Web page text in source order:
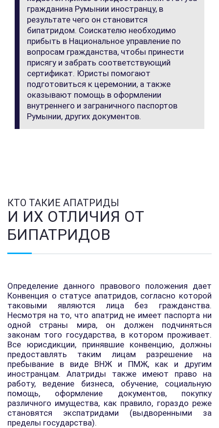
гражданина Румынии иностранцу, в
результате чего он становится
бипатридом. Соискателю необходимо
прибыть в Национальное управление по
вопросам гражданства, чтобы принести
присягу и забрать соответствующий
сертификат. Юристы помогают
подготовиться к церемонии, а также
оказывают помощь в оформлении
внутреннего и заграничного паспортов
Румынии, других документов.
КТО ТАКИЕ АПАТРИДЫ
И ИХ ОТЛИЧИЯ ОТ
БИПАТРИДОВ
Определение данного правового положения дает
Конвенция о статусе апатридов, согласно которой
таковыми являются лица без гражданства.
Несмотря на то, что апатрид не имеет паспорта ни
одной страны мира, он должен подчиняться
законам того государства, в котором проживает.
Все юрисдикции, принявшие конвенцию, должны
предоставлять таким лицам разрешение на
пребывание в виде ВНЖ и ПМЖ, как и другим
иностранцам. Апатриды также имеют право на
работу, ведение бизнеса, обучение, социальную
помощь, оформление документов, покупку
различного имущества, как правило, гораздо реже
становятся экспатридами (выдворенными за
пределы государства).